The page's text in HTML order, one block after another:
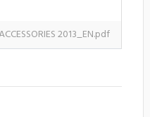
2013_EN.pdf